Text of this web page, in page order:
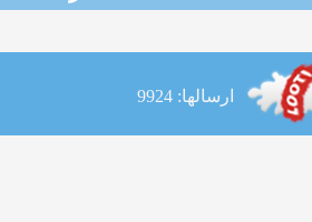
ارسالها: 9924